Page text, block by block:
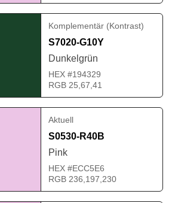
Komplementär (Kontrast)
S7020-G10Y
Dunkelgrün
HEX #194329
RGB 25,67,41
Aktuell
S0530-R40B
Pink
HEX #ECC5E6
RGB 236,197,230